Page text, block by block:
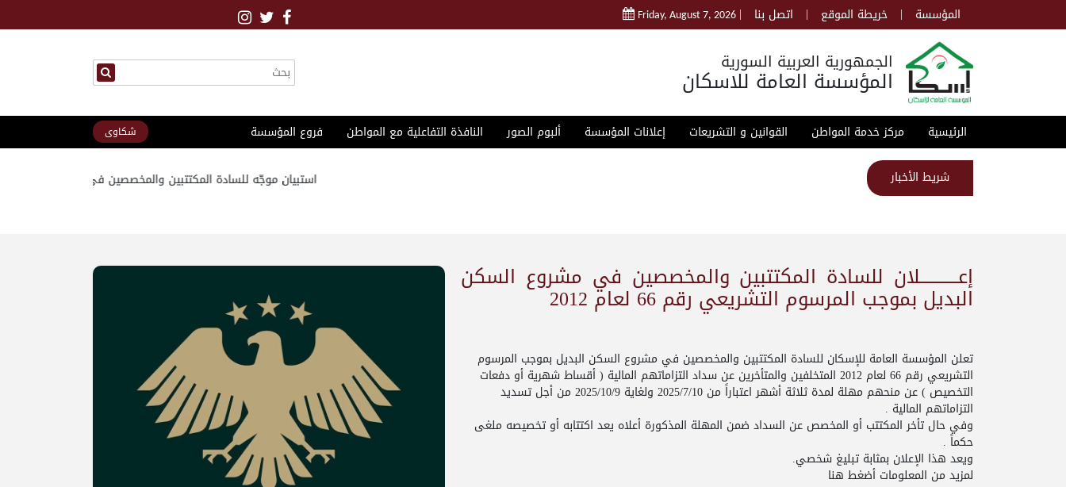
المؤسسة | خريطة الموقع | اتصل بنا |
Friday, August 7, 2026
الجمهورية العربية السورية
المؤسسة العامة للاسكان
الرئيسية مركز خدمة المواطن القوانين و التشريعات إعلانات المؤسسة ألبوم الصور النافذة التفاعلية مع المواطن فروع المؤسسة شكاوى
شريط الأخبار استبيان موجّه للسادة المكتتبين والمخصصين في مشروع مدينة
إعــــــــــــلان للسادة المكتتبين والمخصصين في مشروع السكن
البديل بموجب المرسوم التشريعي رقم 66 لعام 2012
تعلن المؤسسة العامة للإسكان للسادة المكتتبين والمخصصين في مشروع السكن البديل بموجب المرسوم
التشريعي رقم 66 لعام 2012 المتخلفين والمتأخرين عن سداد التزاماتهم المالية ( أقساط شهرية أو دفعات
التخصيص ) عن منحهم مهلة لمدة ثلاثة أشهر اعتباراً من 2025/7/10 ولغاية 2025/10/9 من أجل تسديد
التزاماتهم المالية .
وفي حال تأخر المكتتب أو المخصص عن السداد ضمن المهلة المذكورة أعلاه يعد اكتتابه أو تخصيصه ملغى
حكماً .
ويعد هذا الإعلان بمثابة تبليغ شخصي.
لمزيد من المعلومات أضغط هنا